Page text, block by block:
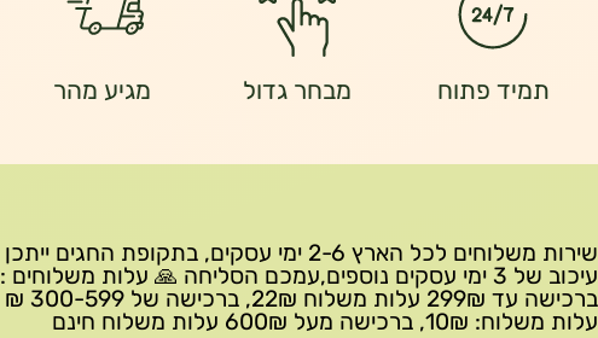
תמיד פתוח מבחר גדול מגיע מהר
שירות משלוחים לכל הארץ 2-6 ימי עסקים, בתקופת החגים ייתכן
עיכוב של 3 ימי עסקים נוספים,עמכם הסליחה 🙏 עלות משלוחים :
ברכישה עד 299₪ עלות משלוח 22₪, ברכישה של 300-599 ₪
עלות משלוח: 10₪, ברכישה מעל 600₪ עלות משלוח חינם